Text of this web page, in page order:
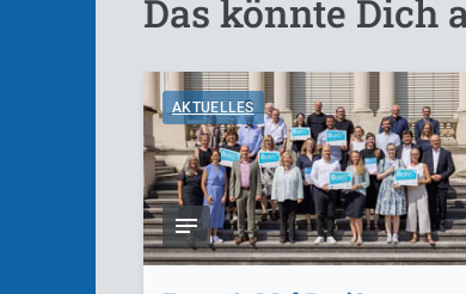
Das könnte Dich
AKTUELLES